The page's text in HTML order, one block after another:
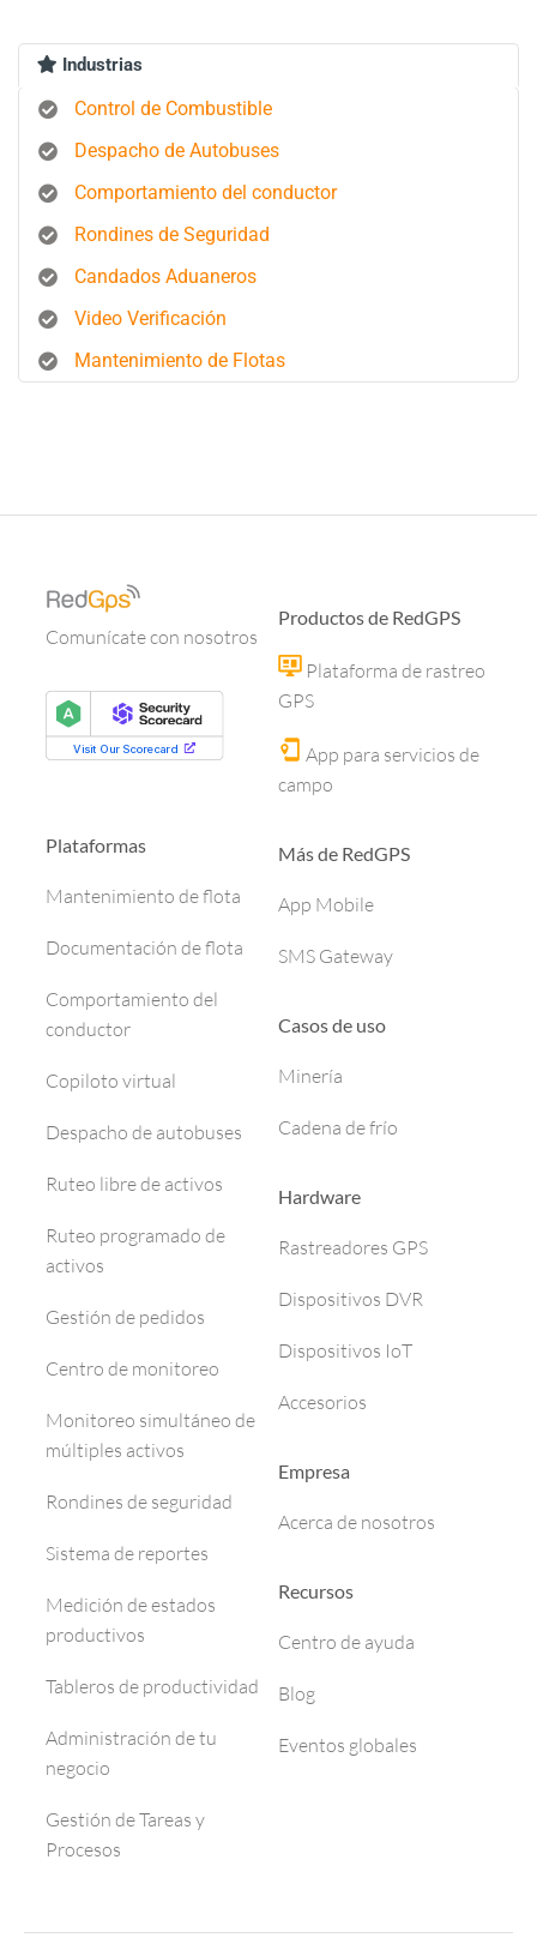
Industrias
Control de Combustible
Despacho de Autobuses
Comportamiento del conductor
Rondines de Seguridad
Candados Aduaneros
Video Verificación
Mantenimiento de Flotas
Comunícate con nosotros
Plataformas
Mantenimiento de flota
Documentación de flota
Comportamiento del
conductor
Copiloto virtual
Despacho de autobuses
Ruteo libre de activos
Ruteo programado de
activos
Gestión de pedidos
Centro de monitoreo
Monitoreo simultáneo de
múltiples activos
Rondines de seguridad
Sistema de reportes
Medición de estados
productivos
Tableros de productividad
Administración de tu
negocio
Gestión de Tareas y
Procesos
Productos de RedGPS
Plataforma de rastreo
GPS
App para servicios de
campo
Más de RedGPS
App Mobile
SMS Gateway
Casos de uso
Minería
Cadena de frío
Hardware
Rastreadores GPS
Dispositivos DVR
Dispositivos IoT
Accesorios
Empresa
Acerca de nosotros
Recursos
Centro de ayuda
Blog
Eventos globales